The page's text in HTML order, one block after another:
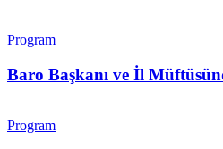
Program
Baro Başkanı ve İl
Program